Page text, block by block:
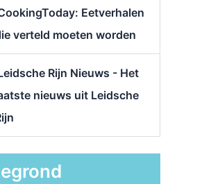
Eetverhalen
verteld moeten worden
Rijn Nieuws - Het
nieuws uit Leidsche